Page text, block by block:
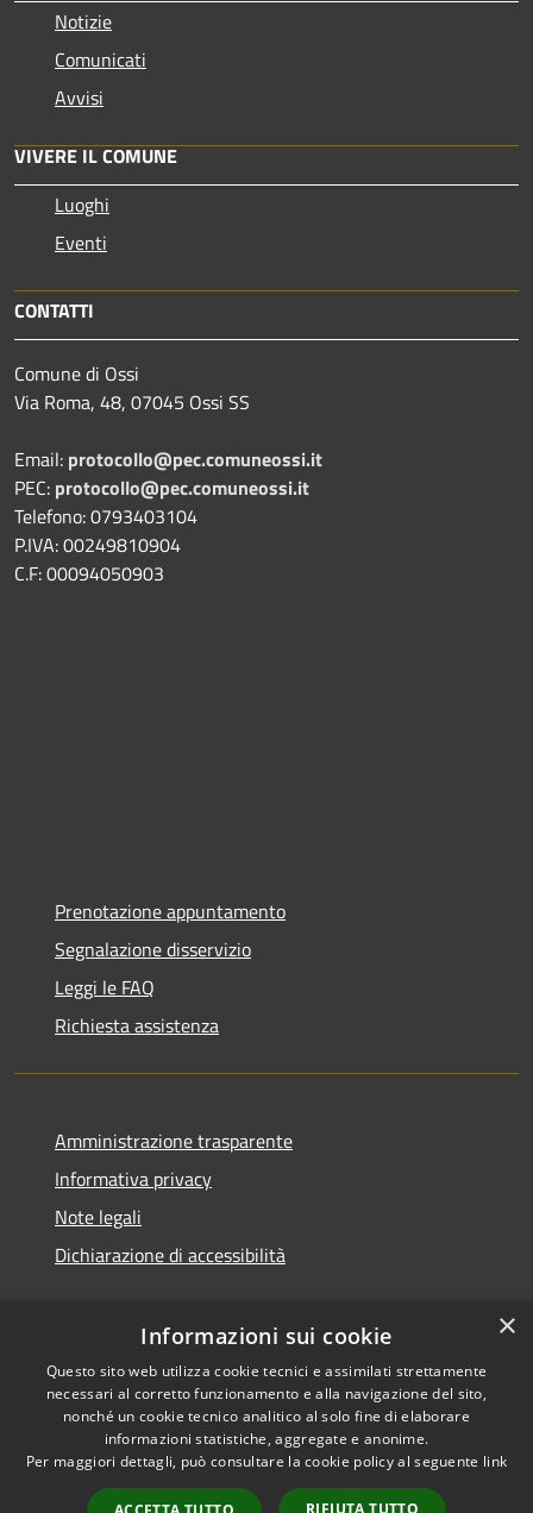
Notizie
Comunicati
Avvisi
VIVERE IL COMUNE
Luoghi
Eventi
CONTATTI
Comune di Ossi
Via Roma, 48, 07045 Ossi SS
Email: protocollo@pec.comuneossi.it
PEC: protocollo@pec.comuneossi.it
Telefono: 0793403104
P.IVA: 00249810904
C.F: 00094050903
Prenotazione appuntamento
Segnalazione disservizio
Leggi le FAQ
Richiesta assistenza
Amministrazione trasparente
Informativa privacy
Note legali
Dichiarazione di accessibilità
RSS
Accessibilità
Copyright © 2026 • Comune di
×
Informazioni sui cookie
Questo sito web utilizza cookie tecnici e assimilati strettamente
necessari al corretto funzionamento e alla navigazione del sito,
nonché un cookie tecnico analitico al solo fine di elaborare
informazioni statistiche, aggregate e anonime.
Per maggiori dettagli, può consultare la cookie policy al seguente link
RIFIUTA TUTTO